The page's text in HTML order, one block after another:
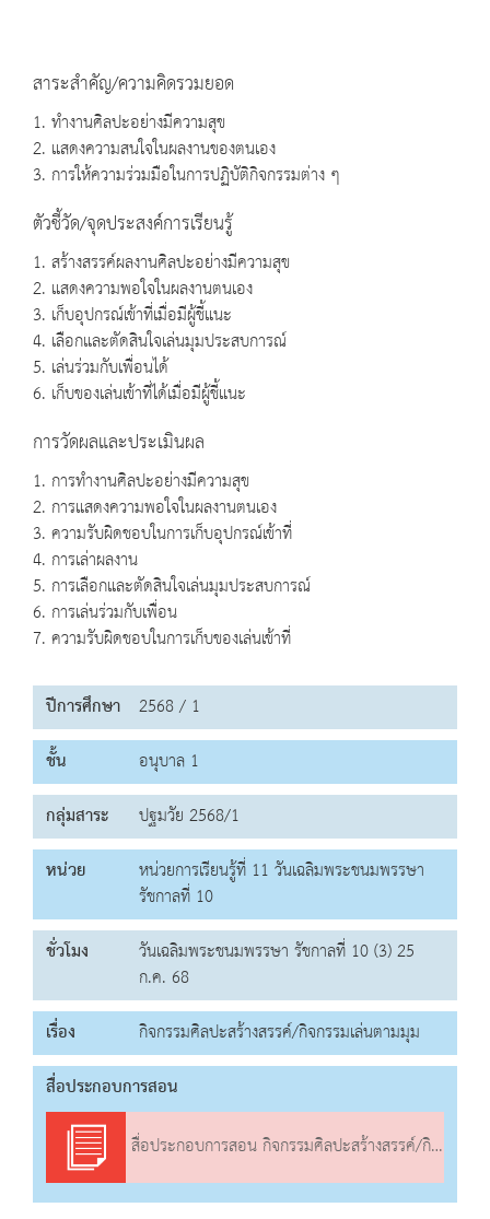
สาระสำคัญ/ความคิดรวมยอด
1. ทำงานศิลปะอย่างมีความสุข
2. แสดงความสนใจในผลงานของตนเอง
3. การให้ความร่วมมือในการปฏิบัติกิจกรรมต่าง ๆ
ตัวชี้วัด/จุดประสงค์การเรียนรู้
1. สร้างสรรค์ผลงานศิลปะอย่างมีความสุข
2. แสดงความพอใจในผลงานตนเอง
3. เก็บอุปกรณ์เข้าที่เมื่อมีผู้ชี้แนะ
4. เลือกและตัดสินใจเล่นมุมประสบการณ์
5. เล่นร่วมกับเพื่อนได้
6. เก็บของเล่นเข้าที่ได้เมื่อมีผู้ชี้แนะ
การวัดผลและประเมินผล
1. การทำงานศิลปะอย่างมีความสุข
2. การแสดงความพอใจในผลงานตนเอง
3. ความรับผิดชอบในการเก็บอุปกรณ์เข้าที่
4. การเล่าผลงาน
5. การเลือกและตัดสินใจเล่นมุมประสบการณ์
6. การเล่นร่วมกับเพื่อน
7. ความรับผิดชอบในการเก็บของเล่นเข้าที่
ปีการศึกษา 2568 / 1
ชั้น
อนุบาล 1
กลุ่มสาระ
ปฐมวัย 2568/1
หน่วย
หน่วยการเรียนรู้ที่ 11 วันเฉลิมพระชนมพรรษา
รัชกาลที่ 10
ชั่วโมง
วันเฉลิมพระชนมพรรษา รัชกาลที่ 10 (3) 25
ก.ค. 68
เรื่อง
กิจกรรมศิลปะสร้างสรรค์/กิจกรรมเล่นตามมุม
สื่อประกอบการสอน
สื่อประกอบการสอน กิจกรรมศิลปะสร้างสรรค์/กิจกรรมเล่นตามมุม